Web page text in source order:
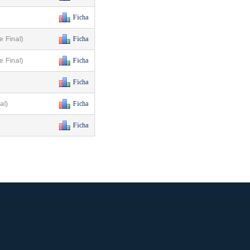
Ficha
Final) Ficha
Final) Ficha
Ficha
Ficha
Ficha